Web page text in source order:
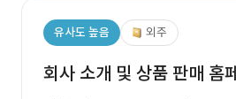
유사도 높음 외주
회사 소개 및 상품 판매 홈